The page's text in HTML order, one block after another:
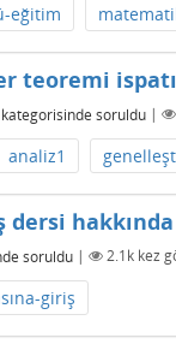
eğitim
teoremi ispatı
soruldu |
analiz1
dersi hakkında
soruldu | 2.1k kez
giriş